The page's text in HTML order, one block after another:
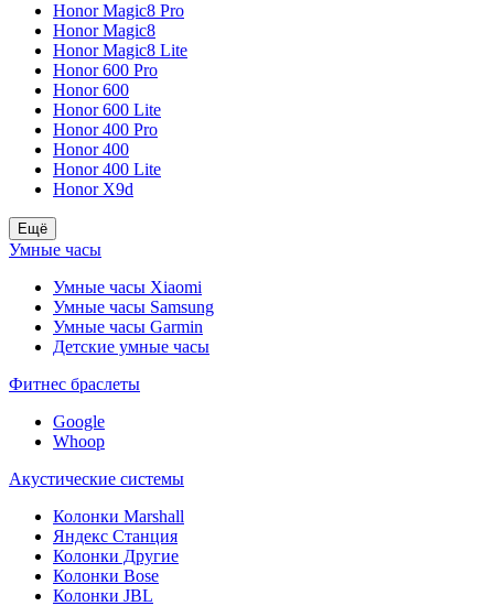
Honor Magic8 Pro
Honor Magic8
Honor Magic8 Lite
Honor 600 Pro
Honor 600
Honor 600 Lite
Honor 400 Pro
Honor 400
Honor 400 Lite
Honor X9d
Ещё
Умные часы
Умные часы Xiaomi
Умные часы Samsung
Умные часы Garmin
Детские умные часы
Фитнес браслеты
Google
Whoop
Акустические системы
Колонки Marshall
Яндекс Станция
Колонки Другие
Колонки Bose
Колонки JBL